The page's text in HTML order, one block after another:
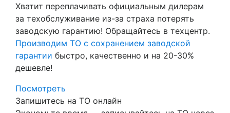
Хватит переплачивать официальным дилерам
за техобслуживание из-за страха потерять
заводскую гарантию! Обращайтесь в техцентр.
Производим ТО с сохранением заводской
гарантии быстро, качественно и на 20-30%
дешевле!
Посмотреть
Запишитесь на ТО онлайн